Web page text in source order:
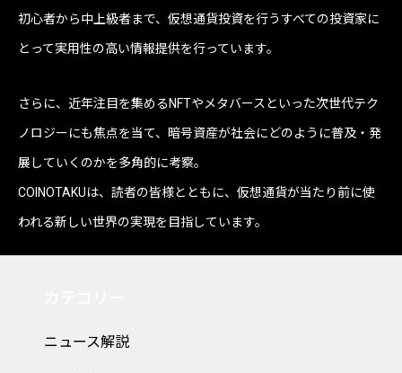
初心者から中上級者まで、仮想通貨投資を行うすべての投資家に
とって実用性の高い情報提供を行っています。
さらに、近年注目を集めるNFTやメタバースといった次世代テク
ノロジーにも焦点を当て、暗号資産が社会にどのように普及・発
展していくのかを多角的に考察。
COINOTAKUは、読者の皆様とともに、仮想通貨が当たり前に使
われる新しい世界の実現を目指しています。
ニュース解説